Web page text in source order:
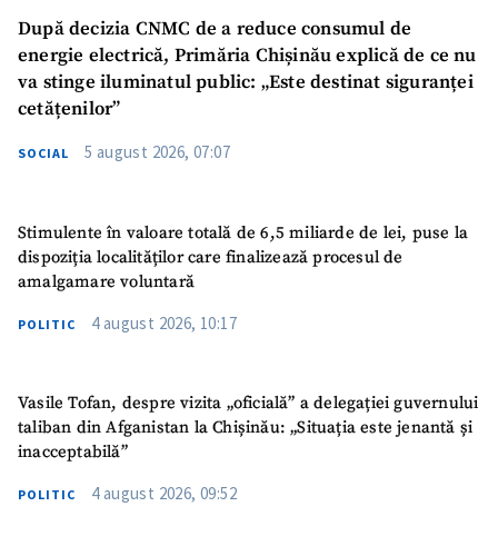
După decizia CNMC de a reduce consumul de
energie electrică, Primăria Chișinău explică de ce nu
va stinge iluminatul public: „Este destinat siguranței
cetățenilor”
SOCIAL 5 august 2026, 07:07
Stimulente în valoare totală de 6,5 miliarde de lei, puse la
dispoziția localităților care finalizează procesul de
amalgamare voluntară
POLITIC 4 august 2026, 10:17
Vasile Tofan, despre vizita „oficială” a delegației guvernului
taliban din Afganistan la Chișinău: „Situația este jenantă și
inacceptabilă”
POLITIC 4 august 2026, 09:52